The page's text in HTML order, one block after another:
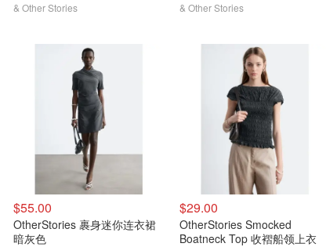
& Other Stories & Other Stories
$55.00
OtherStories 裹身迷你连衣裙
暗灰色
$29.00
OtherStories Smocked
Boatneck Top 收褶船领上衣